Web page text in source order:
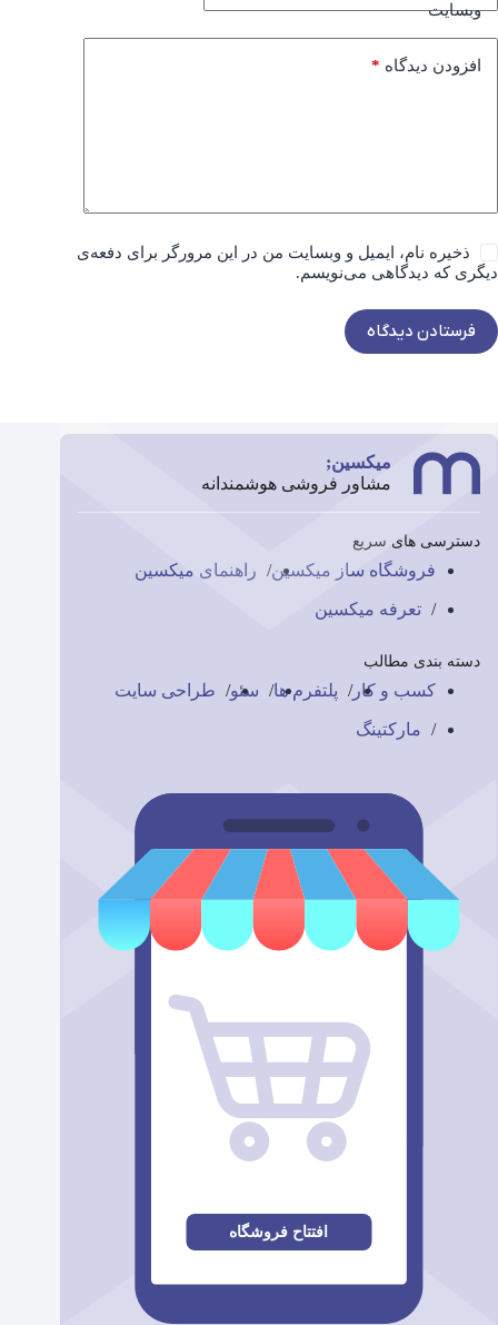
وبسایت
افزودن دیدگاه *
ذخیره نام، ایمیل و وبسایت من در این مرورگر برای دفعه‌ی
دیگری که دیدگاهی می‌نویسم.
فرستادن دیدگاه
میکسین;
مشاور فروشی هوشمندانه
دسترسی های سریع
فروشگاه ساز میکسین راهنمای میکسین
تعرفه میکسین
دسته بندی مطالب
کسب و کار پلتفرم ها سئو طراحی سایت
مارکتینگ
افتتاح فروشگاه